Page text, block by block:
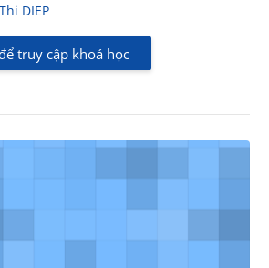
DIEP
truy cập khoá học